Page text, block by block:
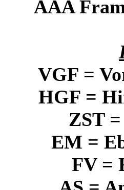
AAA
VGF =
HGF =
ZST
EM =
FV =